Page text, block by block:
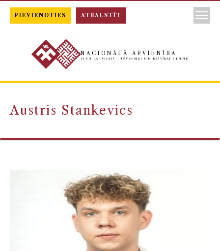
NACIONĀLĀ APVIENĪBA
VISU LATVIJAI! - TĒVZEMEI UN BRĪVĪBAI / LNNK
Austris Stankevics
PIEVIENOTIES ATBALSTĪT